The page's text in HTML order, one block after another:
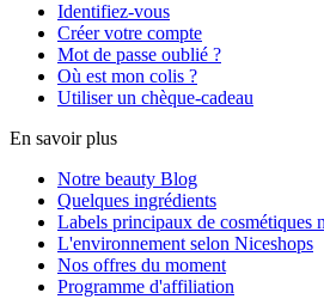
Identifiez-vous
Créer votre compte
Mot de passe oublié ?
Où est mon colis ?
Utiliser un chèque-cadeau
En savoir plus
Notre beauty Blog
Quelques ingrédients
Labels principaux de cosmétiques
L'environnement selon Niceshops
Nos offres du moment
Programme d'affiliation